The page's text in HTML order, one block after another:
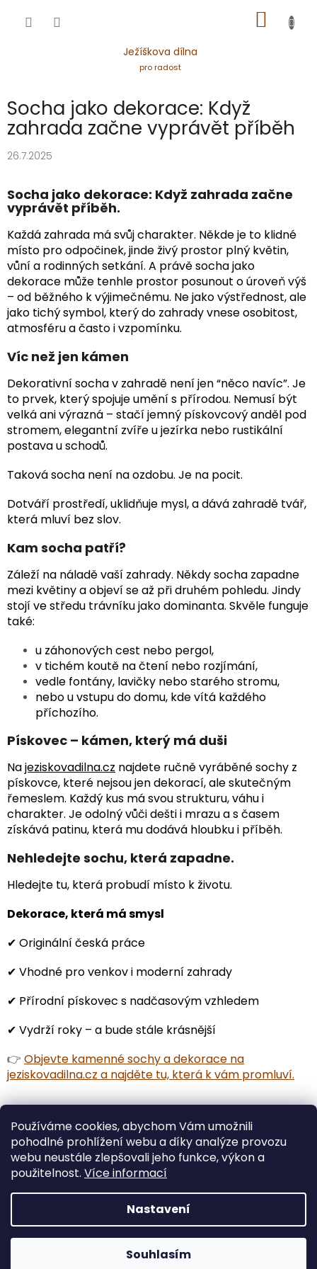
Používáme cookies, abychom Vám umožnili
pohodlné prohlížení webu a díky analýze provozu
webu neustále zlepšovali jeho funkce, výkon a
použitelnost. Více informací
Nastavení
Souhlasím
Ježíškova dílna
pro radost
KOŠÍK
Socha jako dekorace: Když
zahrada začne vyprávět příběh
26.7.2025
Socha jako dekorace: Když zahrada začne
vyprávět příběh.
Každá zahrada má svůj charakter. Někde je to klidné
místo pro odpočinek, jinde živý prostor plný květin,
vůní a rodinných setkání. A právě socha jako
dekorace může tenhle prostor posunout o úroveň výš
– od běžného k výjimečnému. Ne jako výstřednost, ale
jako tichý symbol, který do zahrady vnese osobitost,
atmosféru a často i vzpomínku.
Víc než jen kámen
Dekorativní socha v zahradě není jen “něco navíc”. Je
to prvek, který spojuje umění s přírodou. Nemusí být
velká ani výrazná – stačí jemný pískovcový anděl pod
stromem, elegantní zvíře u jezírka nebo rustikální
postava u schodů.
Taková socha není na ozdobu. Je na pocit.
Dotváří prostředí, uklidňuje mysl, a dává zahradě tvář,
která mluví bez slov.
Kam socha patří?
Záleží na náladě vaší zahrady. Někdy socha zapadne
mezi květiny a objeví se až při druhém pohledu. Jindy
stojí ve středu trávníku jako dominanta. Skvěle funguje
také:
u záhonových cest nebo pergol,
v tichém koutě na čtení nebo rozjímání,
vedle fontány, lavičky nebo starého stromu,
nebo u vstupu do domu, kde vítá každého
příchozího.
Pískovec – kámen, který má duši
Najeziskovadilna.cz najdete ručně vyráběné sochy z
pískovce, které nejsou jen dekorací, ale skutečným
řemeslem. Každý kus má svou strukturu, váhu i
charakter. Je odolný vůči dešti i mrazu a s časem
získává patinu, která mu dodává hloubku i příběh.
Nehledejte sochu, která zapadne.
Hledejte tu, která probudí místo k životu.
Dekorace, která má smysl
✔ Originální česká práce
✔ Vhodné pro venkov i moderní zahrady
✔ Přírodní pískovec s nadčasovým vzhledem
✔ Vydrží roky – a bude stále krásnější
👉 Objevte kamenné sochy a dekorace na
jeziskovadilna.cz a najděte tu, která k vám promluví.
PŘEDCHOZÍ ČLÁNEK DALŠÍ ČLÁNEK
Copyright 2026Ježíškova dílna. Všechna práva
vyhrazena.